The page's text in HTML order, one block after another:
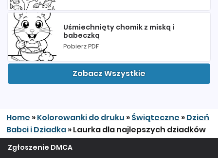
Uśmiechnięty chomik z miską i
babeczką
Pobierz PDF
Zobacz Wszystkie
Home »Kolorowanki do druku »Świąteczne »Dzień
Babci i Dziadka»Laurka dla najlepszych dziadków
Zgłoszenie DMCA